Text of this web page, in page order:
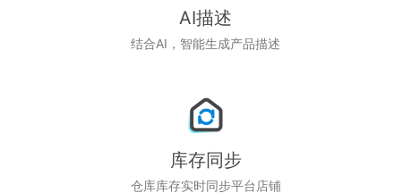
AI描述
结合AI，智能生成产品描述
库存同步
仓库库存实时同步平台店铺